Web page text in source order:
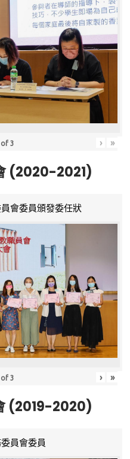
of3 › »
(2020-2021)
會委員頒發委任狀
of3 › »
(2019-2020)
員會委員